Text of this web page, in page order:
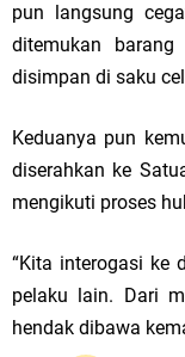
pun langsung
ditemukan
disimpan di saku
Keduanya pun
diserahkan ke
mengikuti proses
“Kita interogasi ke
pelaku lain. Dari
hendak dibawa